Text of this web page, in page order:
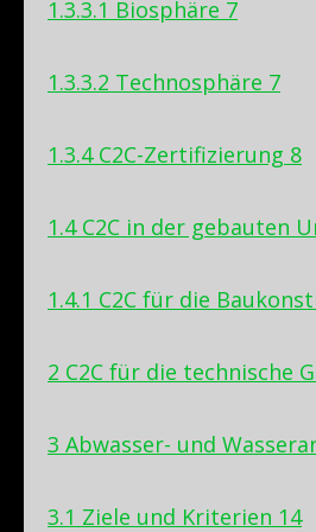
1.3.3.1 Biosphäre 7
1.3.3.2 Technosphäre 7
1.3.4 C2C-Zertifizierung 8
1.4 C2C in der gebauten
1.4.1 C2C für die
2 C2C für die technische
3 Abwasser- und
3.1 Ziele und Kriterien 14